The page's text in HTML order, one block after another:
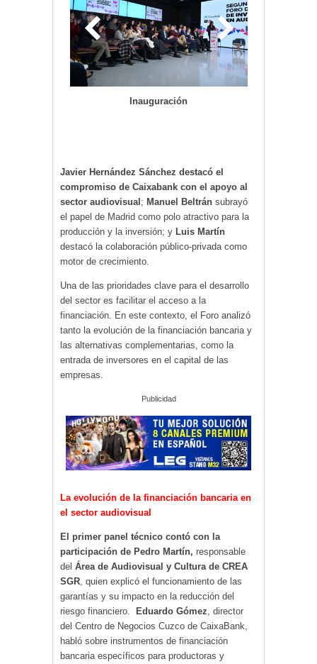
Inauguración
Javier Hernández Sánchez destacó el
compromiso de Caixabank con el apoyo al
sector audiovisual ; Manuel Beltrán subrayó
el papel de Madrid como polo atractivo para la
producción y la inversión; y Luis Martín
destacó la colaboración público-privada como
motor de crecimiento.
Una de las prioridades clave para el desarrollo
del sector es facilitar el acceso a la
financiación. En este contexto, el Foro analizó
tanto la evolución de la financiación bancaria y
las alternativas complementarias, como la
entrada de inversores en el capital de las
empresas.
Publicidad
La evolución de la financiación bancaria en
el sector audiovisual
El primer panel técnico contó con la
participación de Pedro Martín, responsable
del Área de Audiovisual y Cultura de CREA
SGR , quien explicó el funcionamiento de las
garantías y su impacto en la reducción del
riesgo financiero. Eduardo Gómez , director
del Centro de Negocios Cuzco de CaixaBank,
habló sobre instrumentos de financiación
bancaria específicos para productoras y